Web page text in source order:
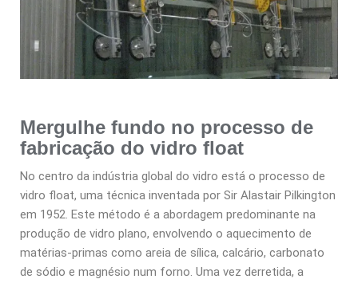
Mergulhe fundo no processo de
fabricação do vidro float
No centro da indústria global do vidro está o processo de
vidro float, uma técnica inventada por Sir Alastair Pilkington
em 1952. Este método é a abordagem predominante na
produção de vidro plano, envolvendo o aquecimento de
matérias-primas como areia de sílica, calcário, carbonato
de sódio e magnésio num forno. Uma vez derretida, a